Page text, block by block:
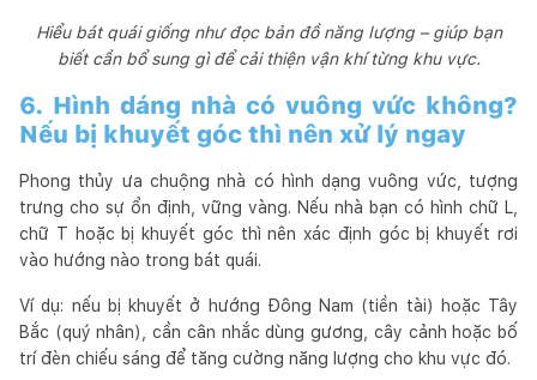
Hiểu bát quái giống như đọc bản đồ năng lượng – giúp bạn
biết cần bổ sung gì để cải thiện vận khí từng khu vực.
6. Hình dáng nhà có vuông vức không?
Nếu bị khuyết góc thì nên xử lý ngay
Phong thủy ưa chuộng nhà có hình dạng vuông vức, tượng
trưng cho sự ổn định, vững vàng. Nếu nhà bạn có hình chữ L,
chữ T hoặc bị khuyết góc thì nên xác định góc bị khuyết rơi
vào hướng nào trong bát quái.
Ví dụ: nếu bị khuyết ở hướng Đông Nam (tiền tài) hoặc Tây
Bắc (quý nhân), cần cân nhắc dùng gương, cây cảnh hoặc bố
trí đèn chiếu sáng để tăng cường năng lượng cho khu vực đó.